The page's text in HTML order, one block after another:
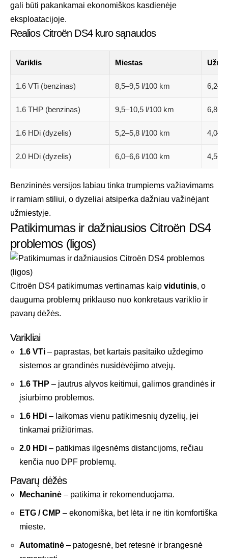
gali būti pakankamai ekonomiškos kasdienėje
eksploatacijoje.
Realios Citroën DS4 kuro sąnaudos
Variklis Miestas
1.6 VTi (benzinas) 8,5–9,5 l/100 km
1.6 THP (benzinas) 9,5–10,5 l/100 km
1.6 HDi (dyzelis) 5,2–5,8 l/100 km
2.0 HDi (dyzelis) 6,0–6,6 l/100 km
Benzininės versijos labiau tinka trumpiems važiavimams
ir ramiam stiliui, o dyzeliai atsiperka dažniau važinėjant
užmiestyje.
Patikimumas ir dažniausios Citroën DS4
problemos (ligos)
Citroën DS4 patikimumas vertinamas kaip vidutinis, o
dauguma problemų priklauso nuo konkretaus variklio ir
pavarų dėžės.
Varikliai
1.6 VTi – paprastas, bet kartais pasitaiko uždegimo
sistemos ar grandinės nusidėvėjimo atvejų.
1.6 THP – jautrus alyvos keitimui, galimos grandinės ir
įsiurbimo problemos.
1.6 HDi – laikomas vienu patikimesnių dyzelių, jei
tinkamai prižiūrimas.
2.0 HDi – patikimas ilgesnėms distancijoms, rečiau
kenčia nuo DPF problemų.
Pavarų dėžės
Mechaninė – patikima ir rekomenduojama.
ETG / CMP – ekonomiška, bet lėta ir ne itin komfortiška
mieste.
Automatinė – patogesnė, bet retesnė ir brangesnė